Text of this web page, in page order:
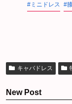
ミニドレス
キャバドレス
New Post